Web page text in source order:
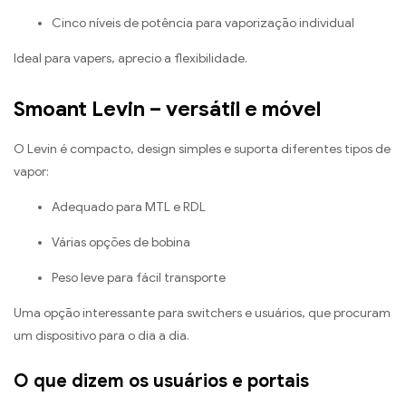
Cinco níveis de potência para vaporização individual
Ideal para vapers, aprecio a flexibilidade.
Smoant Levin – versátil e móvel
O Levin é compacto, design simples e suporta diferentes tipos de
vapor:
Adequado para MTL e RDL
Várias opções de bobina
Peso leve para fácil transporte
Uma opção interessante para switchers e usuários, que procuram
um dispositivo para o dia a dia.
O que dizem os usuários e portais